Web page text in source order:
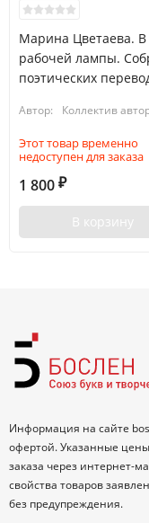
Марина Цветаева. В
рабочей лампы.
поэтических
Автор: Коллектив
Этот товар временно
недоступен для заказа
1 800 ₽
В корзину
Информация на сайте
офертой. Указанные
заказа через интернет-
свойства товаров
без предупреждения.